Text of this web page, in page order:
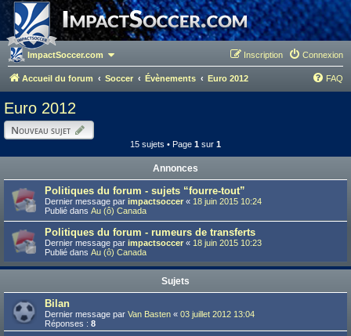
ImpactSoccer.com Connexion
Inscription
Accueil du forum Soccer Évènements Euro 2012 FAQ
Euro 2012
Nouveau sujet
15 sujets • Page 1 sur 1
Annonces
Politiques du forum - sujets “fourre-tout”
Dernier message par impactsoccer « 18 juin 2015 10:24
Publié dans Au (ô) Canada
Politiques du forum - rumeurs de transferts
Dernier message par impactsoccer « 18 juin 2015 10:23
Publié dans Au (ô) Canada
Sujets
Bilan
Dernier message par Van Basten « 03 juillet 2012 13:04
Réponses : 8